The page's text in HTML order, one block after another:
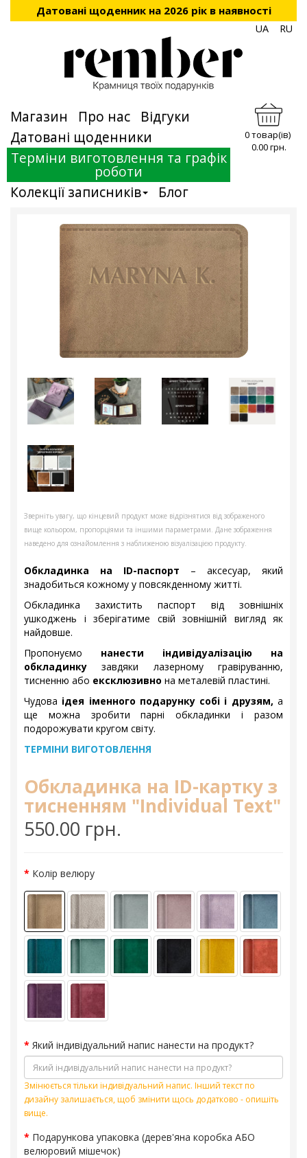
Датовані щоденник на 2026 рік в наявності
UA RU
Магазин Про нас
Відгуки
Датовані щоденники
Терміни виготовлення та графік
роботи
Колекції записників
Блог
0 товар(ів)
0.00 грн.
Зверніть увагу, що кінцевий продукт може відрізнятися від зображеного
вище кольором, пропорціями та іншими параметрами. Дане зображення
наведено для ознайомлення з наближеною візуалізацією продукту.
Обкладинка на ID-паспорт – аксесуар, який
знадобиться кожному у повсякденному житті.
Обкладинка захистить паспорт від зовнішніх
ушкоджень і зберігатиме свій зовнішній вигляд як
найдовше.
Пропонуємо нанести індивідуалізацію на
обкладинку завдяки лазерному гравіруванню,
тисненню або ексклюзивно на металевій пластині.
Чудова ідея іменного подарунку собі і друзям, а
ще можна зробити парні обкладинки і разом
подорожувати кругом світу.
ТЕРМІНИ ВИГОТОВЛЕННЯ
Обкладинка на ID-картку з
тисненням "Individual Text"
550.00 грн.
Колір велюру
Який індивідуальний напис нанести на продукт?
Змінюється тільки індивідуальний напис. Інший текст по
дизайну залишається, щоб змінити щось додатково - опишіть
вище.
Подарункова упаковка (дерев'яна коробка АБО
велюровий мішечок)